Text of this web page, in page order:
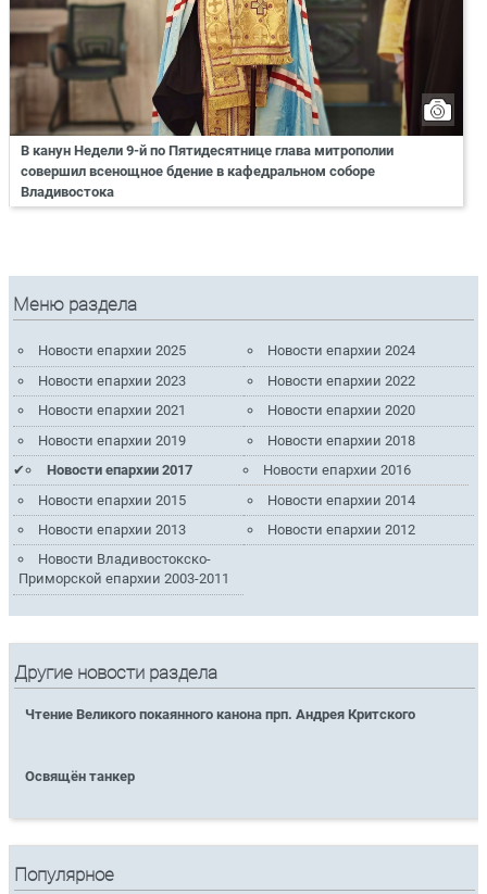
В канун Недели 9-й по Пятидесятнице глава митрополии
совершил всенощное бдение в кафедральном соборе
Владивостока
Меню раздела
Новости епархии 2025
Новости епархии 2024
Новости епархии 2023
Новости епархии 2022
Новости епархии 2021
Новости епархии 2020
Новости епархии 2019
Новости епархии 2018
Новости епархии 2017
Новости епархии 2016
Новости епархии 2015
Новости епархии 2014
Новости епархии 2013
Новости епархии 2012
Новости Владивостокско-
Приморской епархии 2003-2011
Другие новости раздела
Чтение Великого покаянного канона прп. Андрея Критского
Освящён танкер
Популярное